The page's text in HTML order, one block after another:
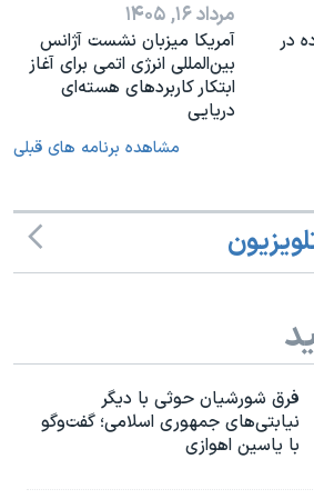
در
مرداد ۱۶, ۱۴۰۵
آمریکا میزبان نشست آژانس
بین‌المللی انرژی اتمی برای آغاز
ابتکار کاربردهای هسته‌ای
دریایی
مشاهده برنامه های قبلی
فرق شورشیان حوثی با دیگر
نیابتی‌های جمهوری اسلامی؛ گفت‌وگو
با یاسین اهوازی